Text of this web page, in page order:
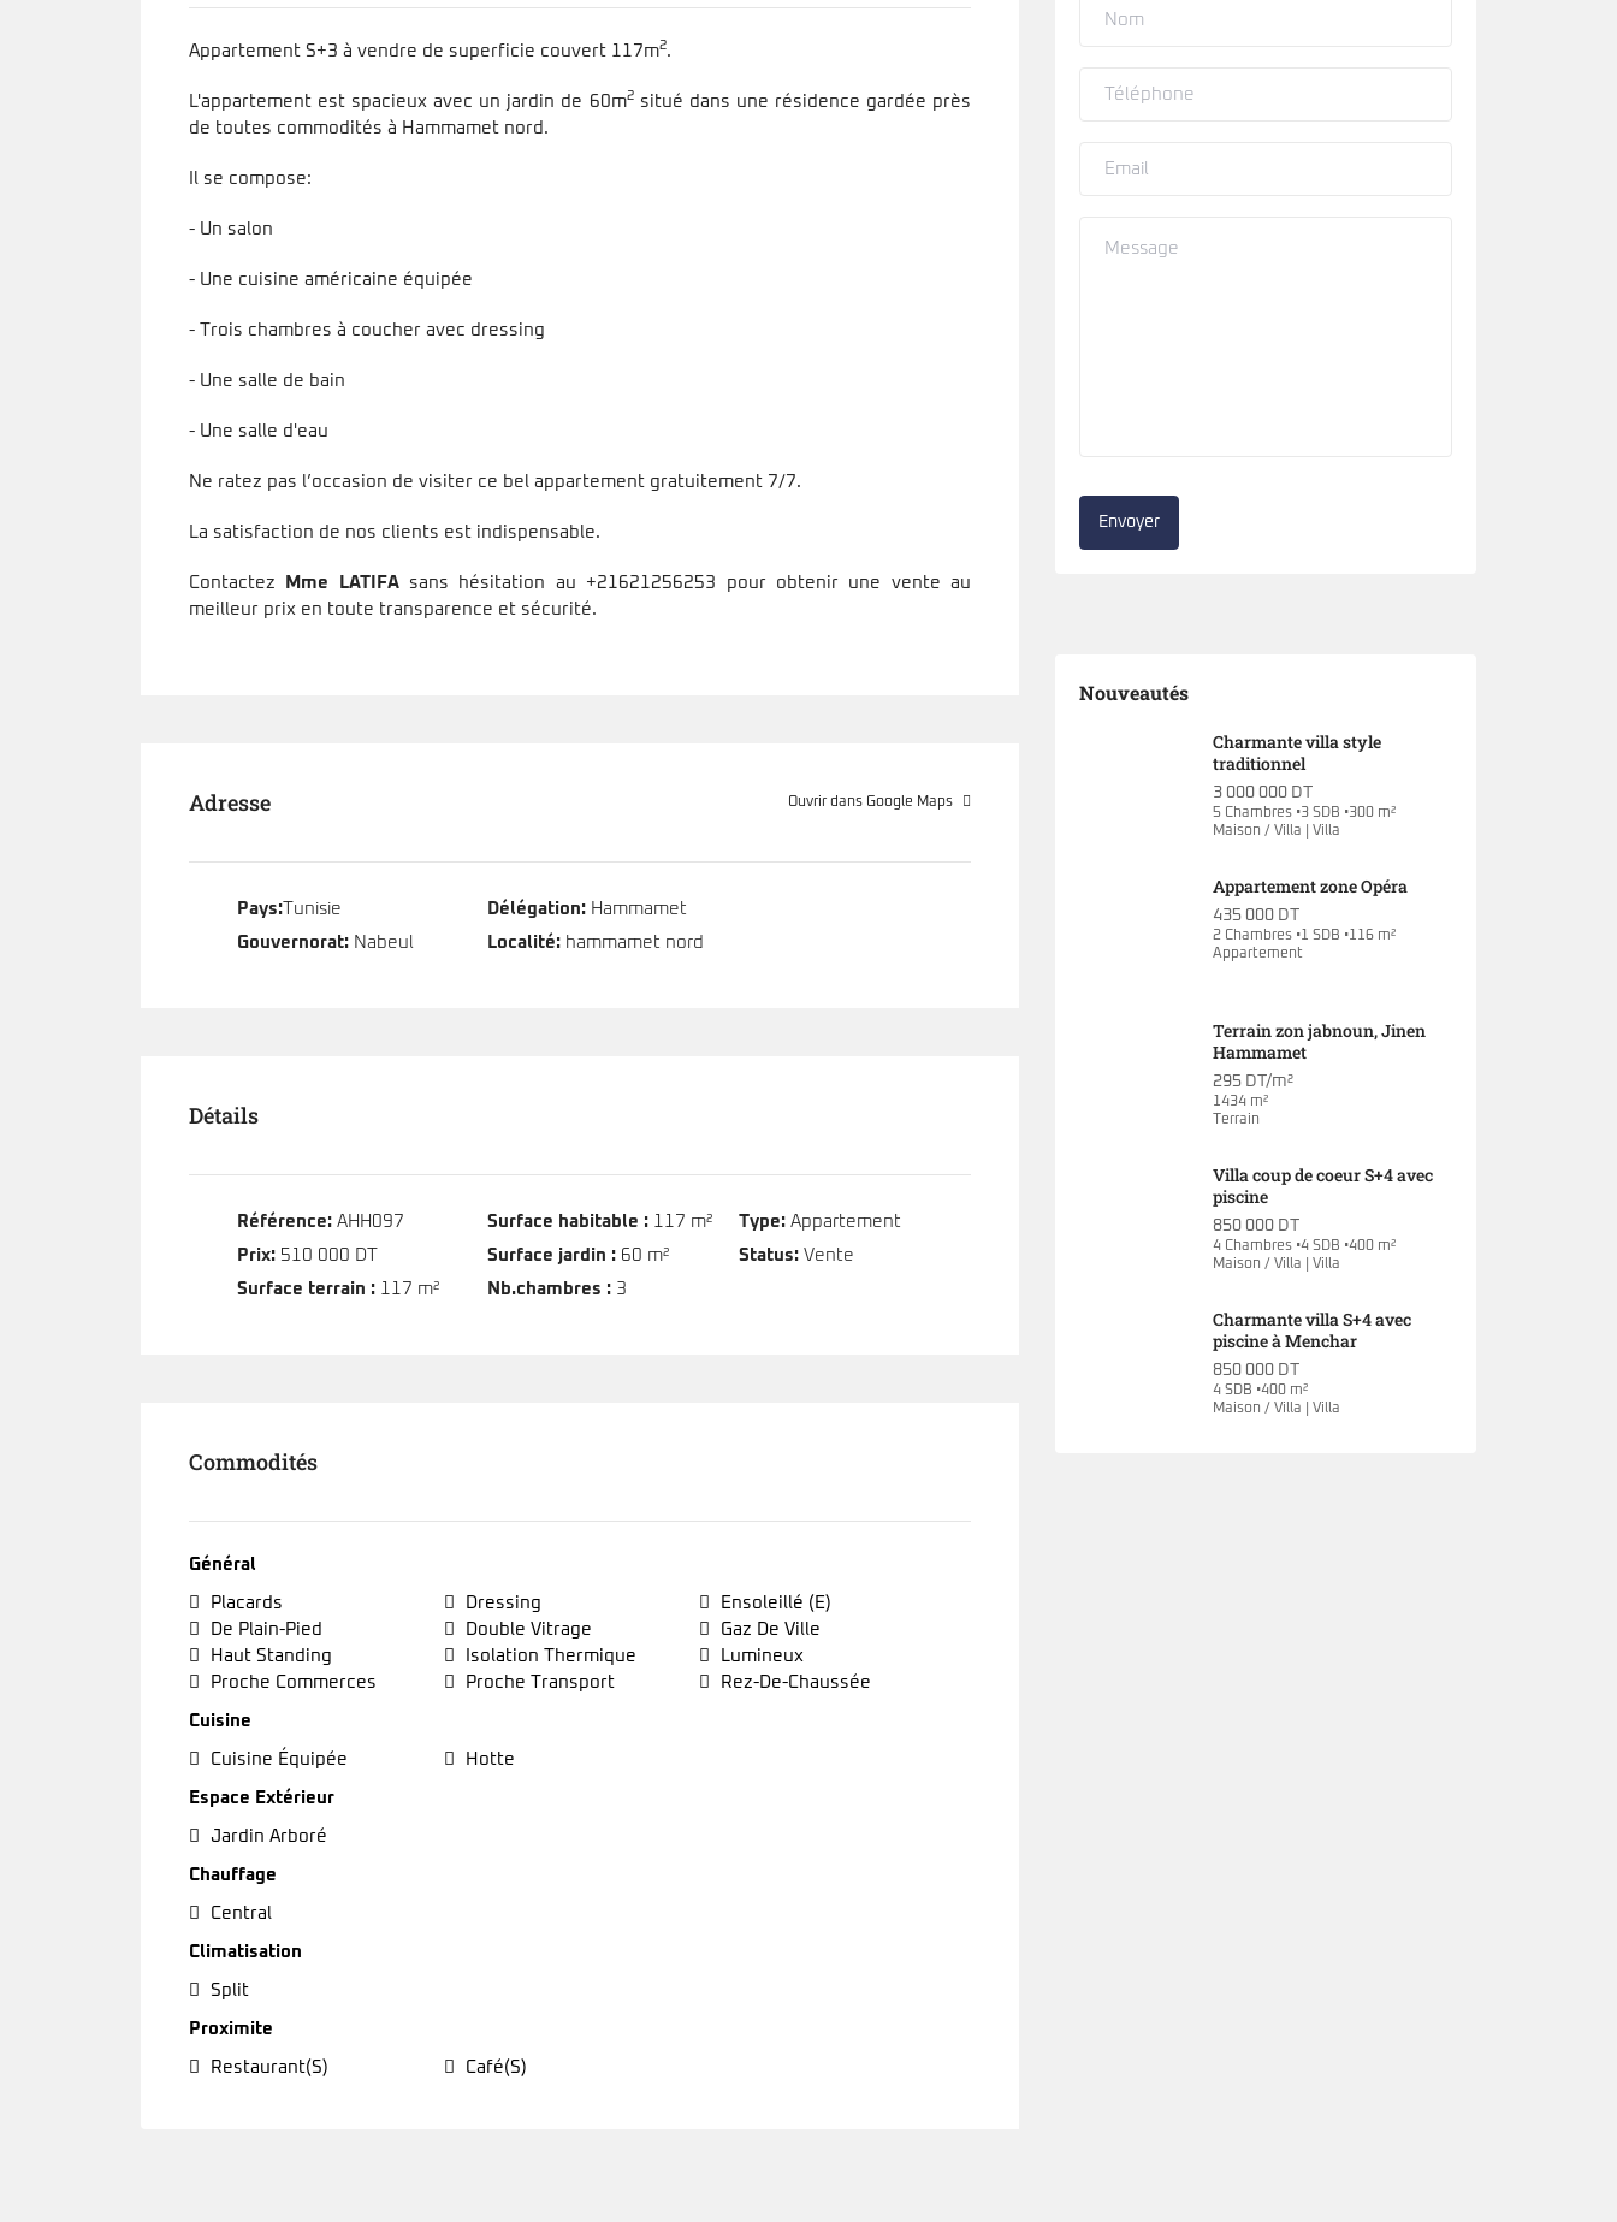
Appartement S+3 à vendre de superficie couvert 117m2.
L'appartement est spacieux avec un jardin de 60m2situé dans une résidence gardée près
de toutes commodités à Hammamet nord.
Il se compose:
- Un salon
- Une cuisine américaine équipée
- Trois chambres à coucher avec dressing
- Une salle de bain
- Une salle d'eau
Ne ratez pas l’occasion de visiter ce bel appartement gratuitement 7/7.
La satisfaction de nos clients est indispensable.
Contactez Mme LATIFAsans hésitation au +21621256253 pour obtenir une vente au
meilleur prix en toute transparence et sécurité.
Adresse Ouvrir dans Google Maps
Pays: Tunisie
Gouvernorat: Nabeul
Délégation: Hammamet
Localité: hammamet nord
Détails
Référence: AHH097
Prix: 510 000 DT
Surface terrain : 117 m²
Surface habitable : 117 m²
Surface jardin : 60 m²
Nb.chambres : 3
Type:Appartement
Status:Vente
Commodités
Général
Placards Dressing
Ensoleillé (e)
De Plain-Pied
Double Vitrage
Gaz De Ville
Haut Standing
Isolation Thermique
Lumineux
Proche Commerces
Proche Transport Rez-De-Chaussée
Cuisine
Cuisine Équipée Hotte
Espace Extérieur
Jardin Arboré
Chauffage
Central
Climatisation
Split
Proximite
Restaurant(s) Café(s)
Envoyer
Nouveautés
Charmante villa style
traditionnel
3 000 000 DT
5 Chambres •3 SDB •300 m²
Maison / Villa | Villa
Appartement zone Opéra
435 000 DT
2 Chambres •1 SDB •116 m²
Appartement
Terrain zon jabnoun, Jinen
Hammamet
295 DT/m²
1434 m²
Terrain
Villa coup de coeur S+4 avec
piscine
850 000 DT
4 Chambres •4 SDB •400 m²
Maison / Villa | Villa
Charmante villa S+4 avec
piscine à Menchar
850 000 DT
4 SDB •400 m²
Maison / Villa | Villa